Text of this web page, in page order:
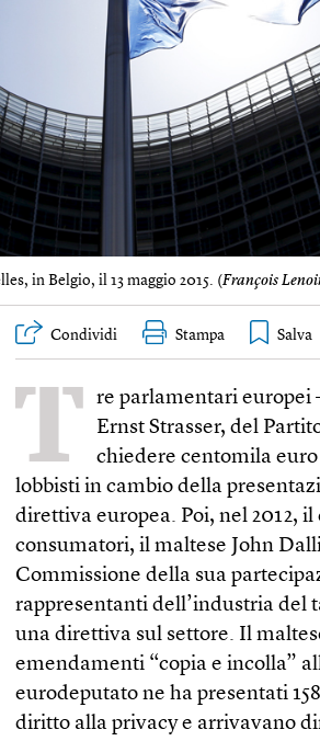
in Belgio, il 13 maggio 2015. (François
Condividi Stampa
T
re parlamentari europei
Ernst Strasser, del
chiedere centomila
lobbisti in cambio della
direttiva europea. Poi, nel 2012,
consumatori, il maltese John
Commissione della sua
rappresentanti dell’industria del
una direttiva sul settore. Il
emendamenti “copia e incolla”
eurodeputato ne ha presentati
diritto alla privacy e arrivavano